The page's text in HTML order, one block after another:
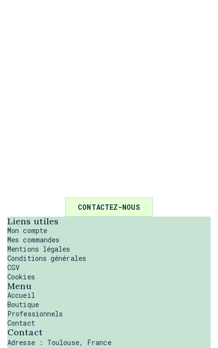
CONTACTEZ-NOUS
Liens utiles
Mon compte
Mes commandes
Mentions légales
Conditions générales
CGV
Cookies
Menu
Accueil
Boutique
Professionnels
Contact
Contact
Adresse : Toulouse, France